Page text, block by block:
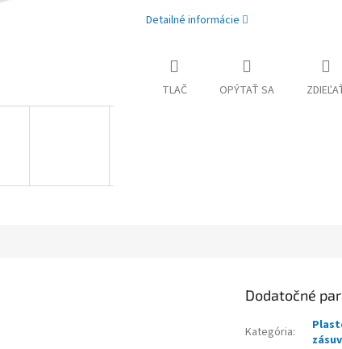
Detailné informácie
TLAČ OPÝTAŤ SA
Dodatočné
Kategória: